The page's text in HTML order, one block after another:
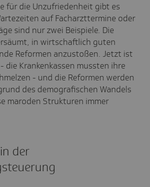
für die Unzufriedenheit gibt es
auf Facharzttermine oder
sind nur zwei Beispiele. Die
in wirtschaftlich guten
Reformen anzustoßen. Jetzt ist
die Krankenkassen mussten ihre
- und die Reformen werden
des demografischen Wandels
maroden Strukturen immer
der